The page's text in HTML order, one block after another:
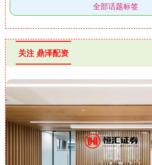
全部话题标签
关注 鼎泽配资